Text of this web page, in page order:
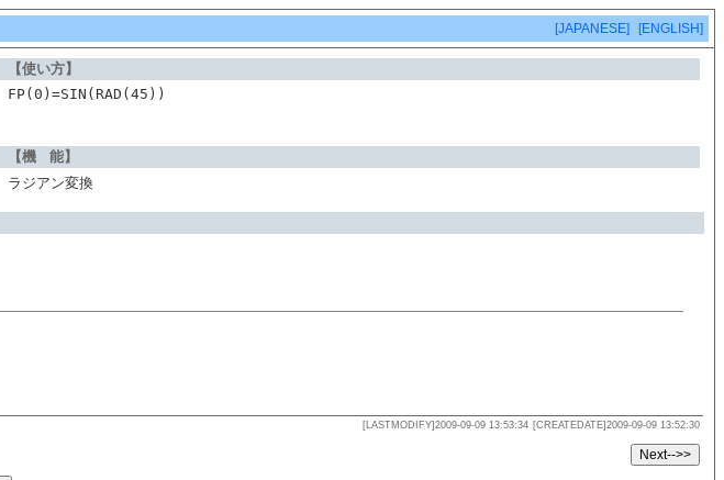
[JAPANESE] [ENGLISH]
【使い方】
FP(0)=SIN(RAD(45))
【機 能】
ラジアン変換
[LASTMODIFY]2009-09-09 13:53:34 [CREATEDATE]2009-09-09 13:52:30